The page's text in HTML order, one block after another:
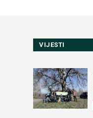
VIJESTI